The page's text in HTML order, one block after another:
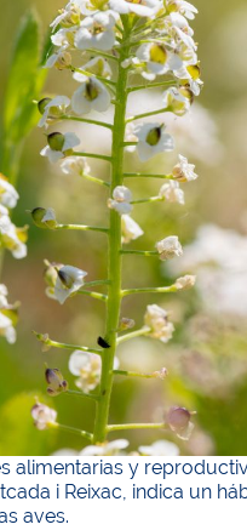
alimentarias y
i Reixac, indica un
aves.